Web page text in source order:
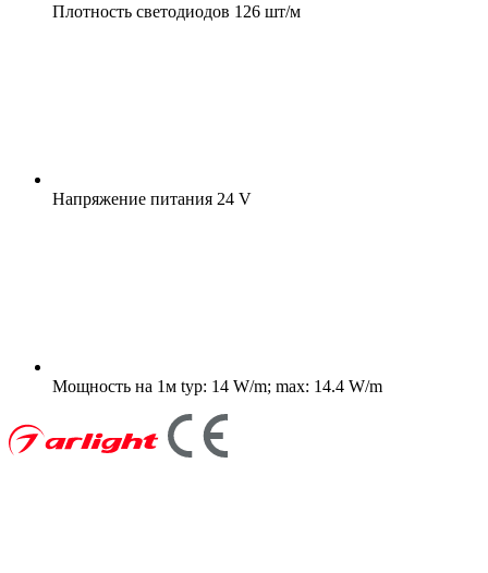
Плотность светодиодов 126 шт/м
Напряжение питания 24 V
Мощность на 1м typ: 14 W/m; max: 14.4 W/m